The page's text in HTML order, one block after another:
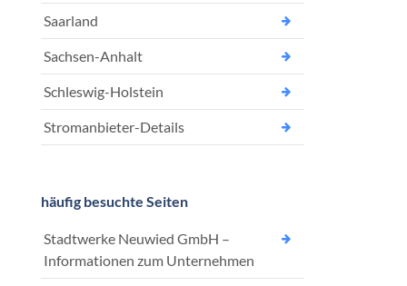
Saarland
Sachsen-Anhalt
Schleswig-Holstein
Stromanbieter-Details
häufig besuchte Seiten
Stadtwerke Neuwied GmbH –
Informationen zum Unternehmen